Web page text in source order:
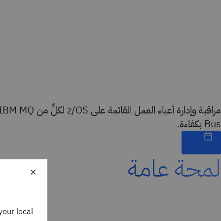
Bus بكفاءة.
لمحة عامة ×
local